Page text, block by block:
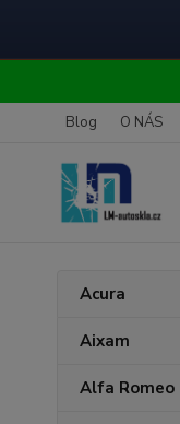
Blog O NÁS
Acura
Aixam
Alfa Romeo